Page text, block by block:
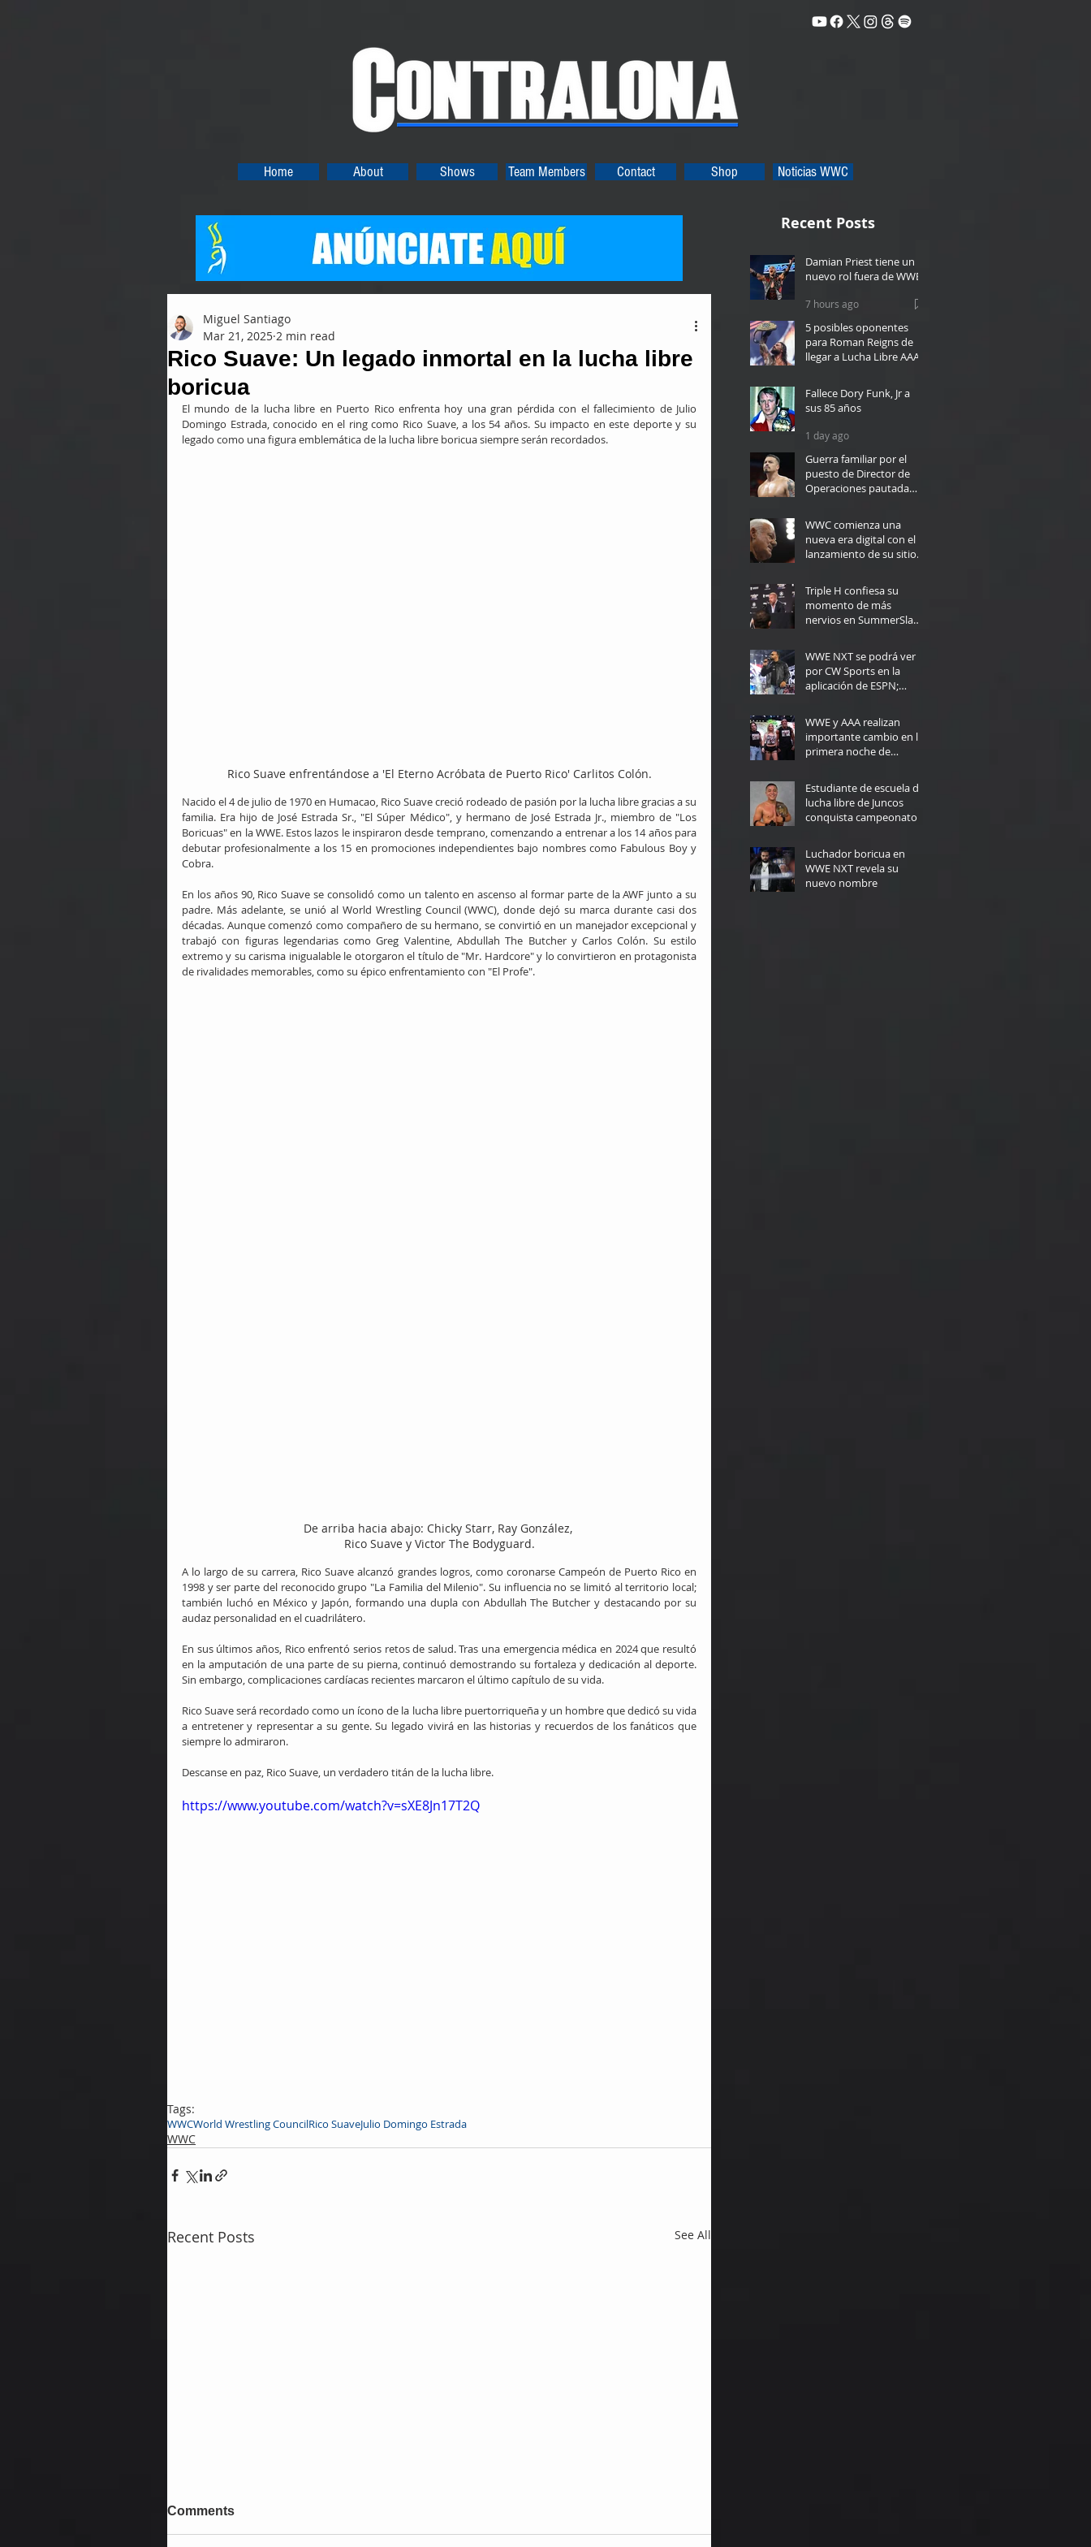
Home About Shows Team Members Contact Shop Noticias WWC
Rico Suave: Un legado inmortal en la lucha libre
boricua
Miguel Santiago
Mar 21, 2025 2 min read
El mundo de la lucha libre en Puerto Rico enfrenta hoy una gran pérdida con el fallecimiento de Julio
Domingo Estrada, conocido en el ring como Rico Suave, a los 54 años. Su impacto en este deporte y su
legado como una figura emblemática de la lucha libre boricua siempre serán recordados.
Rico Suave enfrentándose a 'El Eterno Acróbata de Puerto Rico' Carlitos Colón.
Nacido el 4 de julio de 1970 en Humacao, Rico Suave creció rodeado de pasión por la lucha libre gracias a su
familia. Era hijo de José Estrada Sr., "El Súper Médico", y hermano de José Estrada Jr., miembro de "Los
Boricuas" en la WWE. Estos lazos le inspiraron desde temprano, comenzando a entrenar a los 14 años para
debutar profesionalmente a los 15 en promociones independientes bajo nombres como Fabulous Boy y
Cobra.
En los años 90, Rico Suave se consolidó como un talento en ascenso al formar parte de la AWF junto a su
padre. Más adelante, se unió al World Wrestling Council (WWC), donde dejó su marca durante casi dos
décadas. Aunque comenzó como compañero de su hermano, se convirtió en un manejador excepcional y
trabajó con figuras legendarias como Greg Valentine, Abdullah The Butcher y Carlos Colón. Su estilo
extremo y su carisma inigualable le otorgaron el título de "Mr. Hardcore" y lo convirtieron en protagonista
de rivalidades memorables, como su épico enfrentamiento con "El Profe".
De arriba hacia abajo: Chicky Starr, Ray González,
Rico Suave y Victor The Bodyguard.
A lo largo de su carrera, Rico Suave alcanzó grandes logros, como coronarse Campeón de Puerto Rico en
1998 y ser parte del reconocido grupo "La Familia del Milenio". Su influencia no se limitó al territorio local;
también luchó en México y Japón, formando una dupla con Abdullah The Butcher y destacando por su
audaz personalidad en el cuadrilátero.
En sus últimos años, Rico enfrentó serios retos de salud. Tras una emergencia médica en 2024 que resultó
en la amputación de una parte de su pierna, continuó demostrando su fortaleza y dedicación al deporte.
Sin embargo, complicaciones cardíacas recientes marcaron el último capítulo de su vida.
Rico Suave será recordado como un ícono de la lucha libre puertorriqueña y un hombre que dedicó su vida
a entretener y representar a su gente. Su legado vivirá en las historias y recuerdos de los fanáticos que
siempre lo admiraron.
Descanse en paz, Rico Suave, un verdadero titán de la lucha libre.
https://www.youtube.com/watch?v=sXE8Jn17T2Q
Tags:
WWCWorld Wrestling CouncilRico SuaveJulio Domingo Estrada
WWC
Recent Posts See All
Comments
Recent Posts
Damian Priest tiene un
nuevo rol fuera de WWE
7 hours ago
5 posibles oponentes
para Roman Reigns de
llegar a Lucha Libre AAA
Fallece Dory Funk, Jr a
sus 85 años
1 day ago
Guerra familiar por el
puesto de Director de
Operaciones pautada
WWC comienza una
nueva era digital con el
lanzamiento de su sitio
Triple H confiesa su
momento de más
nervios en SummerSlam:
WWE NXT se podrá ver
por CW Sports en la
aplicación de ESPN;
WWE y AAA realizan
importante cambio en la
primera noche de
Estudiante de escuela de
lucha libre de Juncos
conquista campeonato
Luchador boricua en
WWE NXT revela su
nuevo nombre